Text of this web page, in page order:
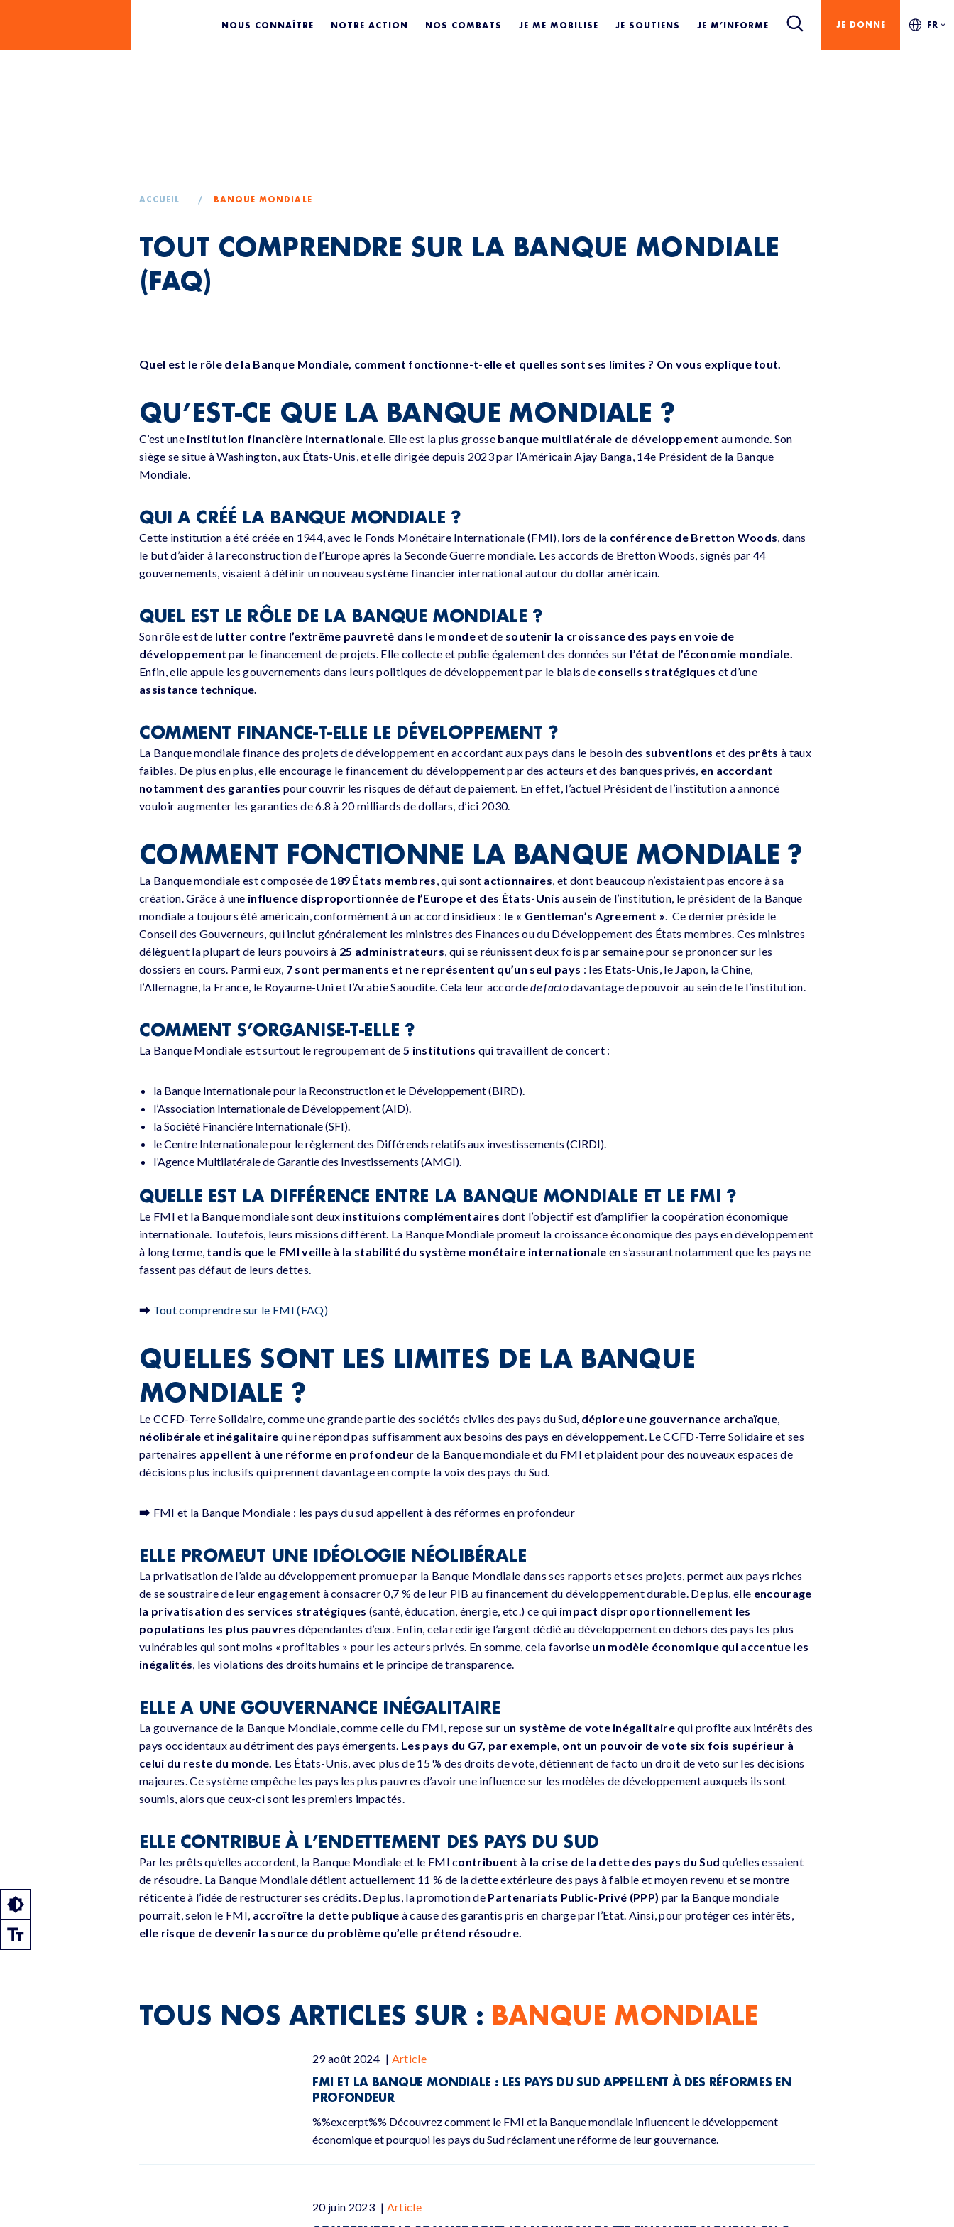
NOUS CONNAÎTRE NOTRE ACTION NOS COMBATS JE ME MOBILISE JE SOUTIENS JE M’INFORME JE DONNE FR
TOUT COMPRENDRE SUR LA
ACCUEIL / BANQUE MONDIALE
TOUT COMPRENDRE SUR LA BANQUE MONDIALE
(FAQ)
Quel est le rôle de la Banque Mondiale, comment fonctionne-t-elle et quelles sont ses limites ? On vous explique tout.
QU’EST-CE QUE LA BANQUE MONDIALE ?
C’est une institution financière internationale. Elle est la plus grosse banque multilatérale de développement au monde. Son
siège se situe à Washington, aux États-Unis, et elle dirigée depuis 2023 par l’Américain Ajay Banga, 14e Président de la Banque
Mondiale.
QUI A CRÉÉ LA BANQUE MONDIALE ?
Cette institution a été créée en 1944, avec le Fonds Monétaire Internationale (FMI), lors de la conférence de Bretton Woods, dans
le but d’aider à la reconstruction de l’Europe après la Seconde Guerre mondiale. Les accords de Bretton Woods, signés par 44
gouvernements, visaient à définir un nouveau système financier international autour du dollar américain.
QUEL EST LE RÔLE DE LA BANQUE MONDIALE ?
Son rôle est de lutter contre l’extrême pauvreté dans le mondeet de soutenir la croissance des pays en voie de
développementpar le financement de projets. Elle collecte et publie également des données sur l’état de l’économie mondiale.
Enfin, elle appuie les gouvernements dans leurs politiques de développement par le biais de conseils stratégiques et d’une
assistance technique.
COMMENT FINANCE-T-ELLE LE DÉVELOPPEMENT ?
La Banque mondiale finance des projets de développement en accordant aux pays dans le besoin des subventions et des prêts à taux
faibles. De plus en plus, elle encourage le financement du développement par des acteurs et des banques privés, en accordant
notamment des garanties pour couvrir les risques de défaut de paiement. En effet, l’actuel Président de l’institution a annoncé
vouloir augmenter les garanties de 6.8 à 20 milliards de dollars, d’ici 2030.
COMMENT FONCTIONNE LA BANQUE MONDIALE ?
La Banque mondiale est composée de 189 États membres, qui sont actionnaires, et dont beaucoup n’existaient pas encore à sa
création. Grâce à une influence disproportionnée de l’Europe et des États-Unis au sein de l’institution, le président de la Banque
mondiale a toujours été américain, conformément à un accord insidieux : le « Gentleman’s Agreement ». Ce dernier préside le
Conseil des Gouverneurs, qui inclut généralement les ministres des Finances ou du Développement des États membres. Ces ministres
délèguent la plupart de leurs pouvoirs à 25 administrateurs, qui se réunissent deux fois par semaine pour se prononcer sur les
dossiers en cours. Parmi eux, 7 sont permanents et ne représentent qu’un seul pays : les Etats-Unis, le Japon, la Chine,
l’Allemagne, la France, le Royaume-Uni et l’Arabie Saoudite. Cela leur accordede factodavantage de pouvoir au sein de le l’institution.
COMMENT S’ORGANISE-T-ELLE ?
La Banque Mondiale est surtout le regroupement de 5 institutions qui travaillent de concert :
la Banque Internationale pour la Reconstruction et le Développement (BIRD).
l’Association Internationale de Développement (AID).
la Société Financière Internationale (SFI).
le Centre Internationale pour le règlement des Différends relatifs aux investissements (CIRDI).
l’Agence Multilatérale de Garantie des Investissements (AMGI).
QUELLE EST LA DIFFÉRENCE ENTRE LA BANQUE MONDIALE ET LE FMI ?
Le FMI et la Banque mondiale sont deux instituions complémentaires dont l’objectif est d’amplifier la coopération économique
internationale. Toutefois, leurs missions diffèrent. La Banque Mondiale promeut la croissance économique des pays en développement
à long terme, tandis que le FMI veille à la stabilité du système monétaire internationale en s’assurant notamment que les pays ne
fassent pas défaut de leurs dettes.
⮕ Tout comprendre sur le FMI (FAQ)
QUELLES SONT LES LIMITES DE LA BANQUE
MONDIALE ?
Le CCFD-Terre Solidaire, comme une grande partie des sociétés civiles des pays du Sud, déplore une gouvernance archaïque,
néolibérale et inégalitaire qui ne répond pas suffisamment aux besoins des pays en développement. Le CCFD-Terre Solidaire et ses
partenaires appellent à une réforme en profondeur de la Banque mondiale et du FMI et plaident pour des nouveaux espaces de
décisions plus inclusifs qui prennent davantage en compte la voix des pays du Sud.
⮕ FMI et la Banque Mondiale : les pays du sud appellent à des réformes en profondeur
ELLE PROMEUT UNE IDÉOLOGIE NÉOLIBÉRALE
La privatisation de l’aide au développement promue par la Banque Mondiale dans ses rapports et ses projets, permet aux pays riches
de se soustraire de leur engagement à consacrer 0,7 % de leur PIB au financement du développement durable. De plus, elle encourage
la privatisation des services stratégiques (santé, éducation, énergie, etc.) ce qui impact disproportionnellement les
populations les plus pauvres dépendantes d’eux. Enfin, cela redirige l’argent dédié au développement en dehors des pays les plus
vulnérables qui sont moins « profitables » pour les acteurs privés. En somme, cela favorise un modèle économique qui accentue les
inégalités, les violations des droits humains et le principe de transparence.
ELLE A UNE GOUVERNANCE INÉGALITAIRE
La gouvernance de la Banque Mondiale, comme celle du FMI, repose sur un système de vote inégalitairequi profite aux intérêts des
pays occidentaux au détriment des pays émergents. Les pays du G7, par exemple, ont un pouvoir de vote six fois supérieur à
celui du reste du monde. Les États-Unis, avec plus de 15 % des droits de vote, détiennent de facto un droit de veto sur les décisions
majeures. Ce système empêche les pays les plus pauvres d’avoir une influence sur les modèles de développement auxquels ils sont
soumis, alors que ceux-ci sont les premiers impactés.
ELLE CONTRIBUE À L’ENDETTEMENT DES PAYS DU SUD
Par les prêts qu’elles accordent, la Banque Mondiale et le FMI contribuent à la crise de la dette des pays du Sud qu’elles essaient
de résoudre. La Banque Mondiale détient actuellement 11 % de la dette extérieure des pays à faible et moyen revenu et se montre
réticente à l’idée de restructurer ses crédits. De plus, la promotion de Partenariats Public-Privé (PPP) par la Banque mondiale
pourrait, selon le FMI, accroître la dette publique à cause des garantis pris en charge par l’Etat. Ainsi, pour protéger ces intérêts,
elle risque de devenir la source du problème qu’elle prétend résoudre.
TOUS NOS ARTICLES SUR : BANQUE MONDIALE
29 août 2024 | Article
FMI ET LA BANQUE MONDIALE : LES PAYS DU SUD APPELLENT À DES RÉFORMES EN
PROFONDEUR
%%excerpt%% Découvrez comment le FMI et la Banque mondiale influencent le développement
économique et pourquoi les pays du Sud réclament une réforme de leur gouvernance.
20 juin 2023 | Article